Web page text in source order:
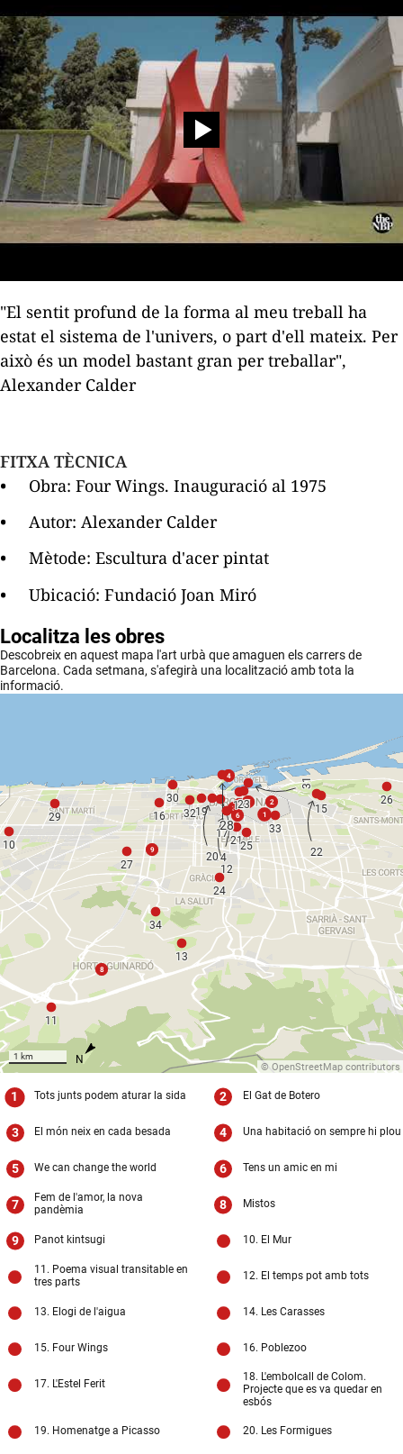
"El sentit profund de la forma al meu treball ha
estat el sistema de l'univers, o part d'ell mateix. Per
això és un model bastant gran per treballar",
Alexander Calder
FITXA TÈCNICA
Obra: Four Wings. Inauguració al 1975
Autor: Alexander Calder
Mètode: Escultura d'acer pintat
Ubicació: Fundació Joan Miró